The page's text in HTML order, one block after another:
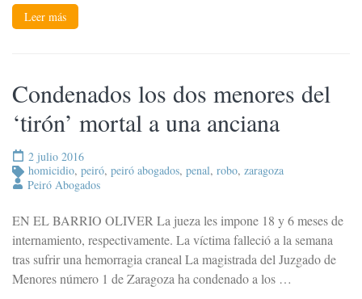
Leer más
Condenados los dos menores del
‘tirón’ mortal a una anciana
2 julio 2016
homicidio, peiró, peiró abogados, penal, robo, zaragoza
Peiró Abogados
EN EL BARRIO OLIVER La jueza les impone 18 y 6 meses de
internamiento, respectivamente. La víctima falleció a la semana
tras sufrir una hemorragia craneal La magistrada del Juzgado de
Menores número 1 de Zaragoza ha condenado a los …